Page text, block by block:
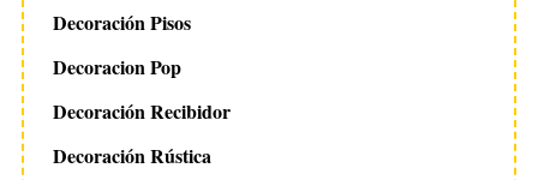
Decoración Pisos
Decoracion Pop
Decoración Recibidor
Decoración Rústica